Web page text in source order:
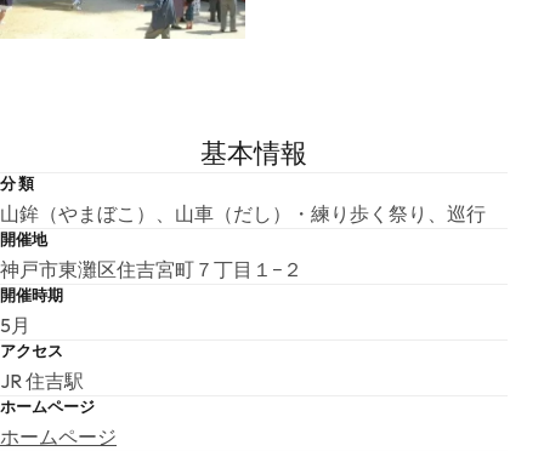
基本情報
分 類
山鉾（やまぼこ）、山車（だし）・練り歩く祭り、巡行
開催地
神戸市東灘区住吉宮町７丁目１−２
開催時期
5月
アクセス
JR 住吉駅
ホームページ
ホームページ